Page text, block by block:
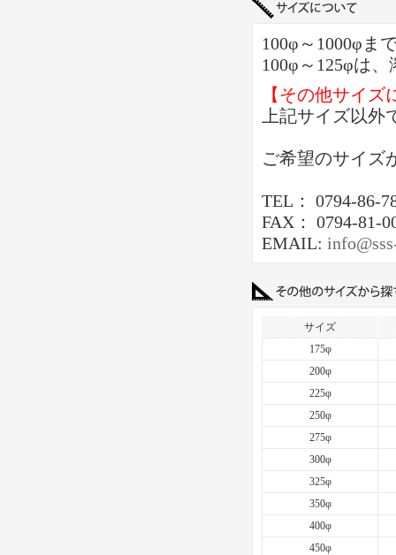
100φ～1000φま
100φ～125φは
【その他サイズ
上記サイズ以
ご希望のサイズ
TEL： 0794-86-
FAX： 0794-81-
EMAIL:
サイズ
175φ
200φ
225φ
250φ
275φ
300φ
325φ
350φ
400φ
450φ